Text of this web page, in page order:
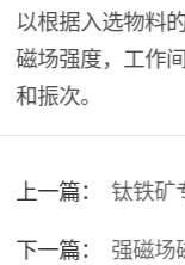
以根据入选物料
磁场强度，工作
和振次。
上一篇：
钛铁矿
下一篇：
强磁场